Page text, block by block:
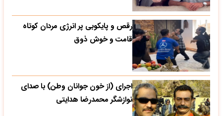
رقص و پایکوبی پر انرژی مردان کوتاه
قامت و خوش ذوق
اجرای (از خون جوانان وطن) با صدای
نوازشگر محمدرضا هدایتی